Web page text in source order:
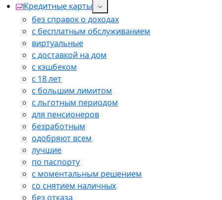
Кредитные карты
без справок о доходах
с бесплатным обслуживанием
виртуальные
с доставкой на дом
с кэшбеком
с 18 лет
с большим лимитом
с льготным периодом
для пенсионеров
безработным
одобряют всем
лучшие
по паспорту
с моментальным решением
со снятием наличных
без отказа